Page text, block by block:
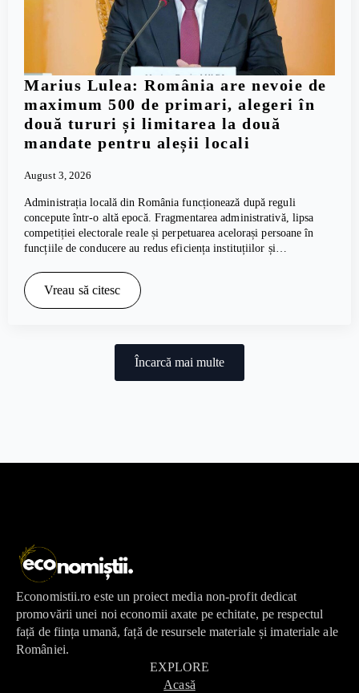
Marius Lulea: România are nevoie de
maximum 500 de primari, alegeri în
două tururi și limitarea la două
mandate pentru aleșii locali
August 3, 2026
Administrația locală din România funcționează după reguli
concepute într-o altă epocă. Fragmentarea administrativă, lipsa
competiției electorale reale și perpetuarea acelorași persoane în
funcțiile de conducere au redus eficiența instituțiilor și…
Vreau să citesc
Încarcă mai multe
Economistii.ro este un proiect media non-profit dedicat
promovării unei noi economii axate pe echitate, pe respectul
față de ființa umană, față de resursele materiale și imateriale ale
României.
EXPLORE
Acasă